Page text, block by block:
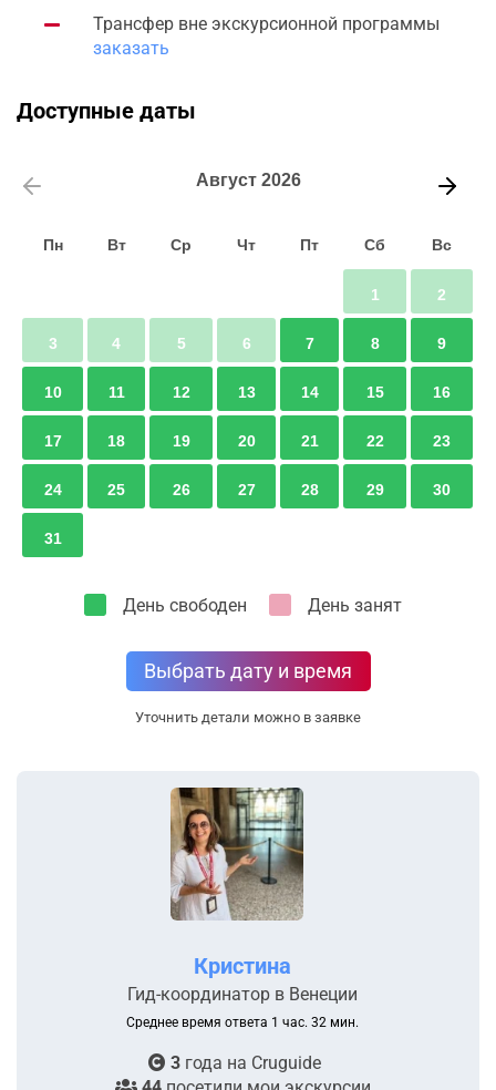
Трансфер вне экскурсионной программы
заказать
Доступные даты
Август 2026
Пн Вт Ср Чт Пт Сб Вс
1 2
3 4 5 6 7 8 9
10 11 12 13 14 15 16
17 18 19 20 21 22 23
24 25 26 27 28 29 30
31
День свободен День занят
Выбрать дату и время
Уточнить детали можно в заявке
Кристина
Гид-координатор в Венеции
Среднее время ответа 1 час. 32 мин.
3года на Cruguide